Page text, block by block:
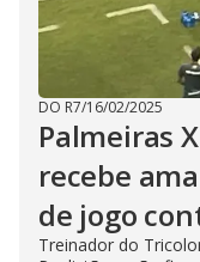
DO R7/16/02/2025
Palmeiras
recebe
de jogo
Treinador do